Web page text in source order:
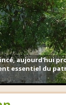
aujourd'hui
essentiel du